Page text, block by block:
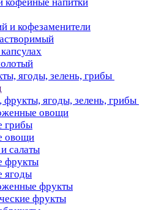
и кофезаменители
ягоды, зелень, грибы
ягоды, зелень, грибы
овощи
грибы
овощи
салаты
фрукты
ягоды
фрукты
фрукты